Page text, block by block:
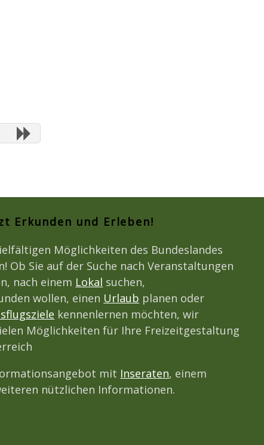
Erkunden und Erleben!
Möglichkeiten des Bundeslandes
Ob Sie auf der Suche nach Veranstaltungen
nach einem Lokal suchen,
wollen, einen Urlaub planen oder
kennenlernen möchten, wir
Möglichkeiten für Ihre Freizeitgestaltung
mit Inseraten, einem
nützlichen Informationen.